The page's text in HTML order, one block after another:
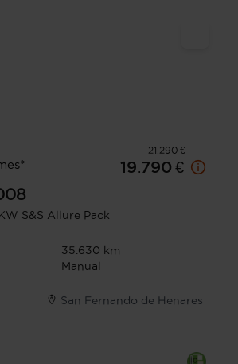
21.290 €
19.790 €
S&S Allure Pack
35.630 km
Manual
San Fernando de Henares